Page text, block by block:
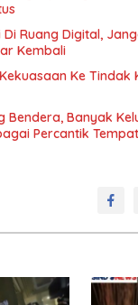
Ruang Digital,
Kembali
Ke Tindak
Bendera, Banyak
Percantik